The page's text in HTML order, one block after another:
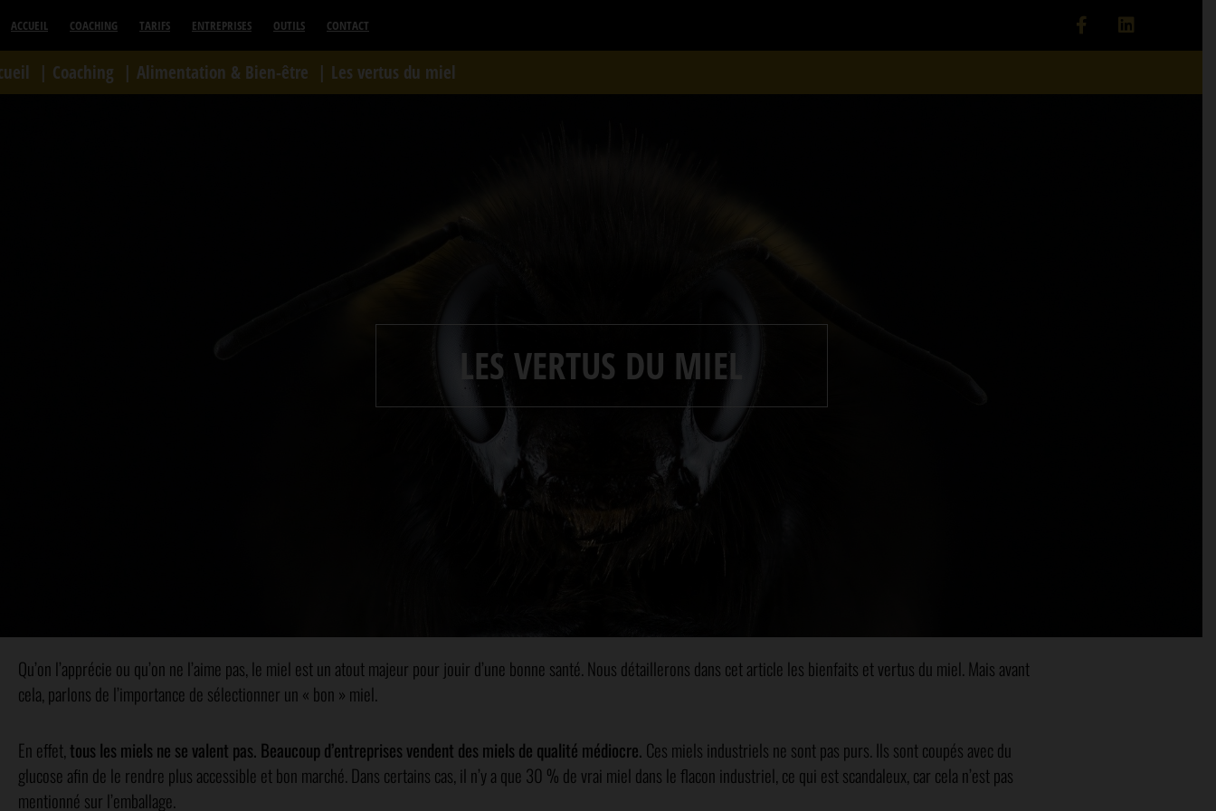
ACCUEIL COACHING TARIFS ENTREPRISES OUTILS CONTACT
Coaching Alimentation & Bien-être Les vertus du miel
LES VERTUS DU MIEL
Qu’on l’apprécie ou qu’on ne l’aime pas, le miel est un atout majeur pour jouir d’une bonne santé. Nous détaillerons dans cet article les bienfaits et vertus du miel. Mais avant
cela, parlons de l’importance de sélectionner un « bon » miel.
En effet, tous les miels ne se valent pas. Beaucoup d’entreprises vendent des miels de qualité médiocre. Ces miels industriels ne sont pas purs. Ils sont coupés avec du
glucose afin de le rendre plus accessible et bon marché. Dans certains cas, il n’y a que 30 % de vrai miel dans le flacon industriel, ce qui est scandaleux, car cela n’est pas
mentionné sur l’emballage.